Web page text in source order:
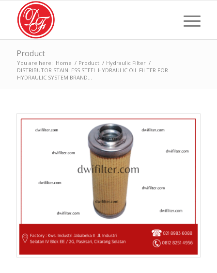
Product
You are here: Home / Product / Hydraulic Filter /
DISTRIBUTOR STAINLESS STEEL HYDRAULIC OIL FILTER FOR
HYDRAULIC SYSTEM BRAND...